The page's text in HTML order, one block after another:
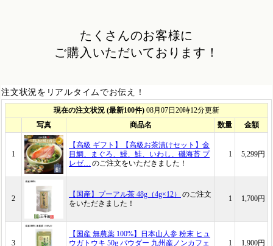
たくさんのお客様に
ご購入いただいております！
注文状況をリアルタイムでお伝え！